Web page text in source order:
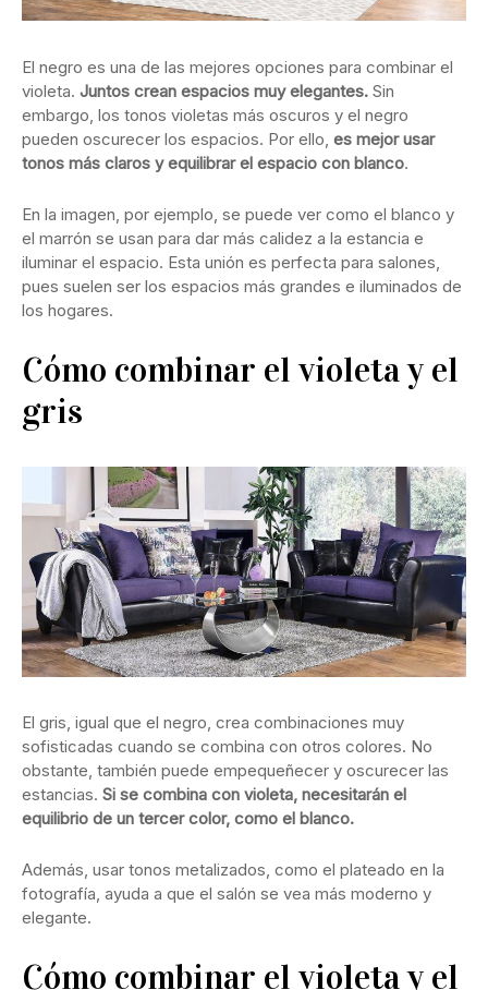
El negro es una de las mejores opciones para combinar el
violeta. Juntos crean espacios muy elegantes. Sin
embargo, los tonos violetas más oscuros y el negro
pueden oscurecer los espacios. Por ello, es mejor usar
tonos más claros y equilibrar el espacio con blanco.
En la imagen, por ejemplo, se puede ver como el blanco y
el marrón se usan para dar más calidez a la estancia e
iluminar el espacio. Esta unión es perfecta para salones,
pues suelen ser los espacios más grandes e iluminados de
los hogares.
Cómo combinar el violeta y el
gris
El gris, igual que el negro, crea combinaciones muy
sofisticadas cuando se combina con otros colores. No
obstante, también puede empequeñecer y oscurecer las
estancias. Si se combina con violeta, necesitarán el
equilibrio de un tercer color, como el blanco.
Además, usar tonos metalizados, como el plateado en la
fotografía, ayuda a que el salón se vea más moderno y
elegante.
Cómo combinar el violeta y el